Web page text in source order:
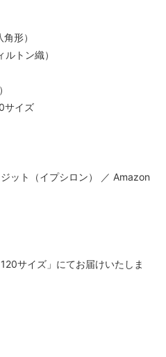
形）
トン織）
サイズ
ット（イプシロン） ／ Amazon
サイズ」にてお届けいたしま